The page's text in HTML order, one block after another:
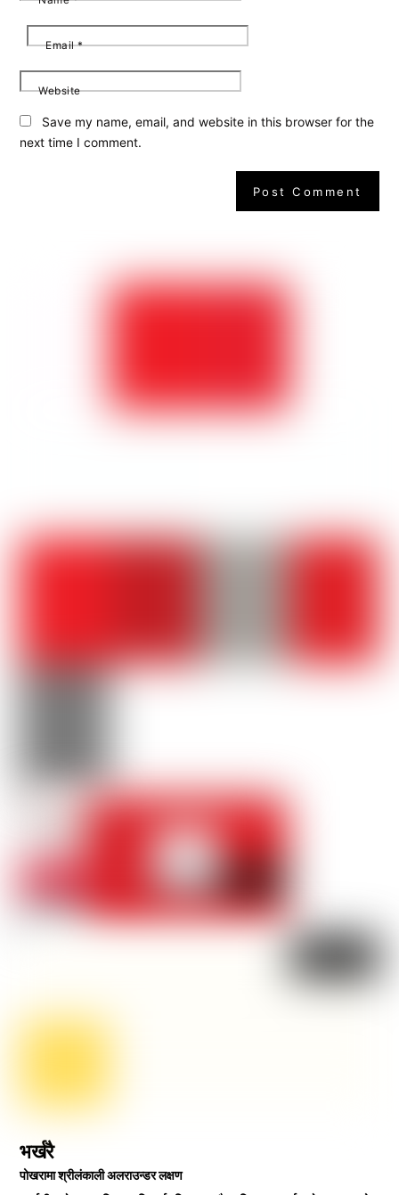
Email*
Website
Save my name, email, and website in this browser for the
next time I comment.
भर्खरै
पोखरामा श्रीलंकाली अलराउन्डर लक्षण